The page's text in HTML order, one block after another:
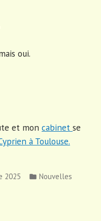
oui.
et mon cabinet se
à Toulouse.
2025
Publié
Nouvelles